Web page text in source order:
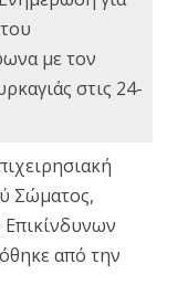
με τον
στις 24-
Σώματος,
από την